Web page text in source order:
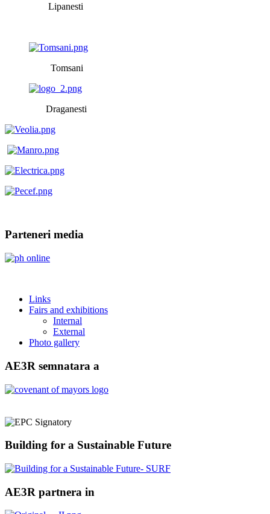
Lipanesti
Tomsani
Draganesti
Parteneri media
Links
Fairs and exhibitions
Internal
External
Photo gallery
AE3R semnatara a
Building for a Sustainable Future
AE3R partnera in